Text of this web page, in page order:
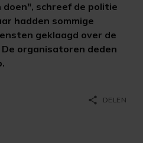
schreef de politie
hadden sommige
geklaagd over de
organisatoren deden
share DELEN